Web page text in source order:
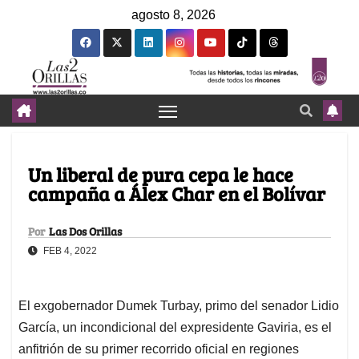
agosto 8, 2026
Un liberal de pura cepa le hace
campaña a Álex Char en el Bolívar
Por Las Dos Orillas
FEB 4, 2022
El exgobernador Dumek Turbay, primo del senador Lidio
García, un incondicional del expresidente Gaviria, es el
anfitrión de su primer recorrido oficial en regiones